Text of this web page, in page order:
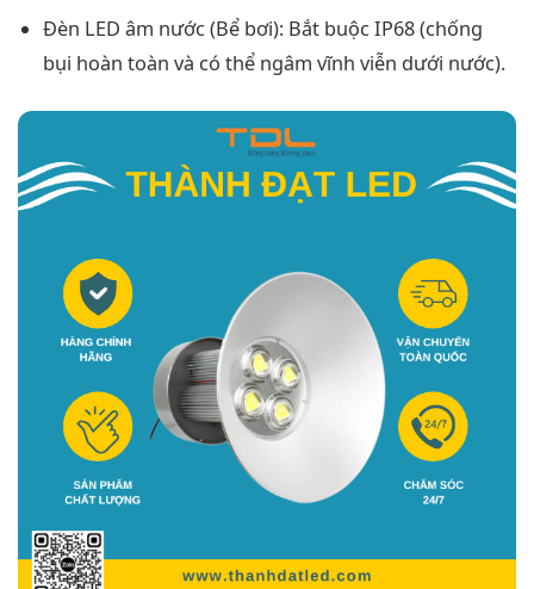
Đèn LED âm nước (Bể bơi): Bắt buộc IP68 (chống
bụi hoàn toàn và có thể ngâm vĩnh viễn dưới nước).